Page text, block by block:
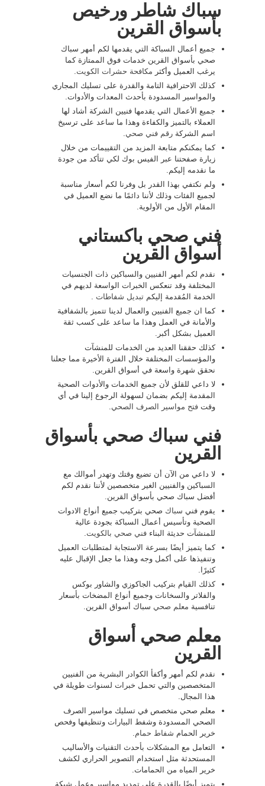
سباك شاطر ورخيص
بأسواق القرين
جميع أعمال السباكة التي يقدمها لكم أمهر سباك
صحي بأسواق القرين خدمات فوق الممتازة كما
يرغب العميل وأكثر مكافحة حشرات الكويت.
كذلك الاحترافية التامة والقدرة على تسليك المجاري
والمواسير المسدودة بأحدث المعدات والأدوات.
جميع الأعمال التي يقدمها فنيين الشركة أشاد لها
العملاء بالتميز والكفاءة وهذا ما ساعد على ترسيخ
اسم الشركة رقم فني صحي.
كما يمكنكم متابعة المزيد من التقييمات من خلال
زيارة صفحتنا عبر الفيس بوك لكي تتأكد من جودة
ما نقدمه إليكم.
ولم نكتفي بهذا القدر بل وفرنا لكم أسعار مناسبة
لجميع الفئات وذلك لأننا دائمًا ما نضع العميل في
المقام الأول من الأولوية.
فني صحي باكستاني
أسواق القرين
نقدم لكم أمهر الفنيين والسباكين ذات الجنسيات
المختلفة وقد تنعكس الخبرات الواسعة لديهم في
الخدمة المُقدمة إليكم تبديل شفاطات .
كما ان جميع الفنيين والعمال لدينا تتميز بالشفافية
والأمانة في العمل وهذا ما ساعد على كسب ثقة
العميل بشكل أكبر.
كذلك حققنا العديد من الخدمات للمنشآت
والمؤسسات المختلفة خلال الفترة الأخيرة مما جعلنا
نحقق شهرة واسعة في أسواق القرين.
لا داعي للقلق لأن جميع الخدمات والأدوات الصحية
المقدمة إليكم بضمان لسهولة الرجوع إلينا في أي
وقت فتح مواسير الصرف الصحي.
فني سباك صحي بأسواق
القرين
لا داعي من الآن أن تضيع وقتك وتهدر أموالك مع
السباكين والفنيين الغير متخصصين لأننا نقدم لكم
أفضل سباك صحي بأسواق القرين.
يقوم فني سباك صحي بتركيب جميع أنواع الادوات
الصحية وتأسيس أعمال السباكة بجودة عالية
للمنشآت حديثة البناء فني صحي بالكويت.
كما يتميز أيضًا بسرعة الاستجابة لمتطلبات العميل
وتنفيذها على أكمل وجه وهذا ما جعل الإقبال عليه
كثيرًا.
كذلك القيام بتركيب الجاكوزي والشاور بوكس
والفلاتر والسخانات وجميع أنواع المضخات بأسعار
تنافسية معلم صحي سباك أسواق القرين.
معلم صحي أسواق
القرين
نقدم لكم أمهر وأكفأ الكوادر البشرية من الفنيين
المتخصصين والتي تحمل خبرات لسنوات طويلة في
هذا المجال.
معلم صحي متخصص في تسليك مواسير الصرف
الصحي المسدودة وشفط البيارات وتنظيفها وفحص
خرير الحمام شفاط حمام.
التعامل مع المشكلات بأحدث التقنيات والأساليب
المستحدثة مثل استخدام التصوير الحراري لكشف
خرير المياه من الحمامات.
يتميز أيضًا بالقدرة على تمديد مواسير وعمل شبكة